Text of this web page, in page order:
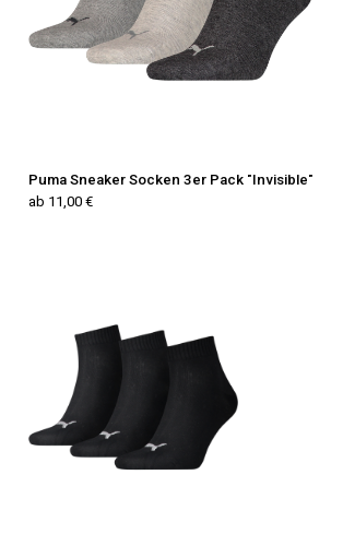
Puma Sneaker Socken 3er Pack "Invisible"
ab 11,00 €